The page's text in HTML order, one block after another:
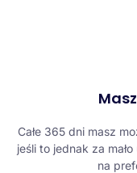
Całe 365 dni masz
jeśli to jednak za
na